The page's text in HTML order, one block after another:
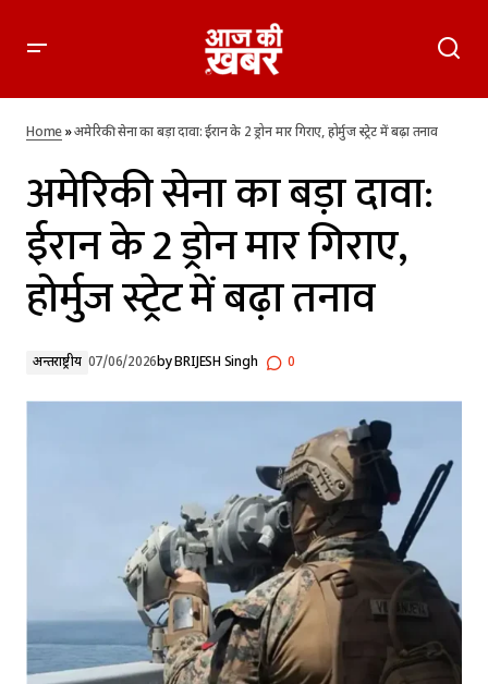
तनाव
Home»अमेरिकी सेना का बड़ा दावा: ईरान के 2 ड्रोन मार गिराए, होर्मुज स्ट्रेट में बढ़ा तनाव
अमेरिकी सेना का बड़ा दावा:
ईरान के 2 ड्रोन मार गिराए,
होर्मुज स्ट्रेट में बढ़ा तनाव
अन्तर्राष्ट्रीय 07/06/2026byBRIJESH Singh 0